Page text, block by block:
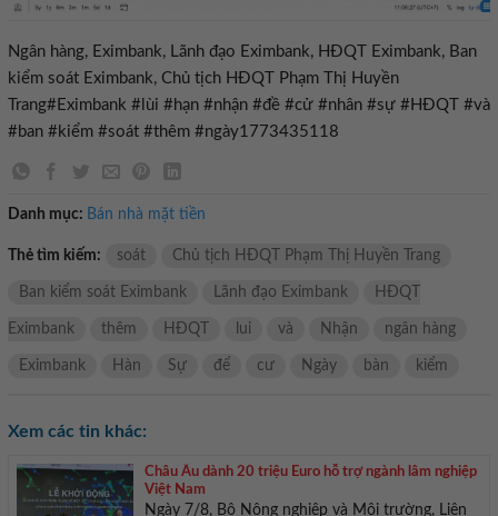
Ngân hàng, Eximbank, Lãnh đạo Eximbank, HĐQT Eximbank, Ban
kiểm soát Eximbank, Chủ tịch HĐQT Phạm Thị Huyền
Trang#Eximbank #lùi #hạn #nhận #đề #cử #nhân #sự #HĐQT #và
#ban #kiểm #soát #thêm #ngày1773435118
Danh mục: Bán nhà mặt tiền
Thẻ tìm kiếm: soát Chủ tịch HĐQT Phạm Thị Huyền Trang
Ban kiểm soát Eximbank Lãnh đạo Eximbank HĐQT
Eximbank thêm HĐQT lui và Nhận ngân hàng
Eximbank Hàn Sự để cư Ngày bàn kiểm
Xem các tin khác:
Châu Âu dành 20 triệu Euro hỗ trợ ngành lâm nghiệp
Việt Nam
Ngày 7/8, Bộ Nông nghiệp và Môi trường, Liên